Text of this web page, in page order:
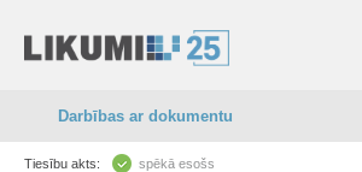
Darbības ar dokumentu
Tiesību akts: spēkā esošs